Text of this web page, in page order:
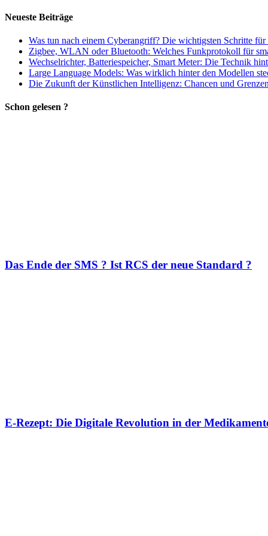
Neueste Beiträge
Was tun nach einem Cyberangriff? Die wichtigsten Schritte
Zigbee, WLAN oder Bluetooth: Welches Funkprotokoll für
Wechselrichter, Batteriespeicher, Smart Meter: Die Technik
Large Language Models: Was wirklich hinter den Modellen
Die Zukunft der Künstlichen Intelligenz: Chancen und
Schon gelesen ?
Das Ende der SMS ? Ist RCS der neue Standard ?
E-Rezept: Die Digitale Revolution in der